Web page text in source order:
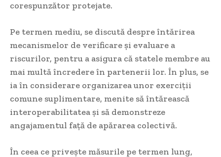
corespunzător protejate.
Pe termen mediu, se discută despre întărirea
mecanismelor de verificare și evaluare a
riscurilor, pentru a asigura că statele membre au
mai multă încredere în partenerii lor. În plus, se
ia în considerare organizarea unor exerciții
comune suplimentare, menite să întărească
interoperabilitatea și să demonstreze
angajamentul față de apărarea colectivă.
În ceea ce privește măsurile pe termen lung,